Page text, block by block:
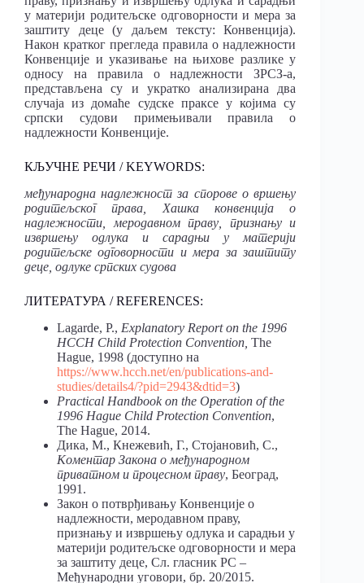
у материји родитељске одговорности и мера за
заштиту деце (у даљем тексту: Конвенција).
Након кратког прегледа правила о надлежности
Конвенције и указивање на њихове разлике у
односу на правила о надлежности ЗРСЗ-а,
представљена су и укратко анализирана два
случаја из домаће судске праксе у којима су
српски судови примењивали правила о
надлежности Конвенције.
КЉУЧНЕ РЕЧИ / KEYWORDS:
међународна надлежност за спорове о вршењу
родитељског права, Хашка конвенција о
надлежности, меродавном праву, признању и
извршењу одлука и сарадњи у материји
родитељске одговорности и мера за заштиту
деце, одлуке српских судова
ЛИТЕРАТУРА / REFERENCES:
Lagarde, P., Explanatory Report on the 1996
HCCH Child Protection Convention, The
Hague, 1998 (доступно на
https://www.hcch.net/en/publications-and-
studies/details4/?pid=2943&dtid=3)
Practical Handbook on the Operation of the
1996 Hague Child Protection Convention,
The Hague, 2014.
Дика, М., Кнежевић, Г., Стојановић, С.,
Коментар Закона о међународном
приватном и процесном праву, Београд,
1991.
Закон о потврђивању Конвенције о
надлежности, меродавном праву,
признању и извршењу одлука и сарадњи у
материји родитељске одговорности и мера
за заштиту деце, Сл. гласник РС –
Међународни уговори, бр. 20/2015.